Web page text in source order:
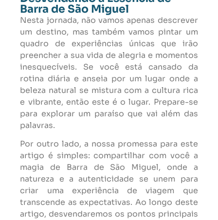
Barra de São Miguel
Nesta jornada, não vamos apenas descrever
um destino, mas também vamos pintar um
quadro de experiências únicas que irão
preencher a sua vida de alegria e momentos
inesquecíveis. Se você está cansado da
rotina diária e anseia por um lugar onde a
beleza natural se mistura com a cultura rica
e vibrante, então este é o lugar. Prepare-se
para explorar um paraíso que vai além das
palavras.
Por outro lado, a nossa promessa para este
artigo é simples: compartilhar com você a
magia de Barra de São Miguel, onde a
natureza e a autenticidade se unem para
criar uma experiência de viagem que
transcende as expectativas. Ao longo deste
artigo, desvendaremos os pontos principais